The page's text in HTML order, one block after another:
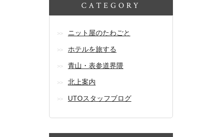
CATEGORY
ニット屋のたわごと
ホテルを旅する
青山・表参道界隈
北上案内
UTOスタッフブログ